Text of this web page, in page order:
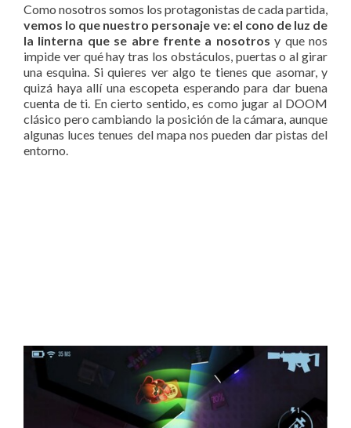
Como nosotros somos los protagonistas de cada partida,
vemos lo que nuestro personaje ve: el cono de luz de
la linterna que se abre frente a nosotros y que nos
impide ver qué hay tras los obstáculos, puertas o al girar
una esquina. Si quieres ver algo te tienes que asomar, y
quizá haya allí una escopeta esperando para dar buena
cuenta de ti. En cierto sentido, es como jugar al DOOM
clásico pero cambiando la posición de la cámara, aunque
algunas luces tenues del mapa nos pueden dar pistas del
entorno.